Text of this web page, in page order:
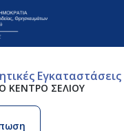
Εγκαταστάσεις
ΚΕΝΤΡΟ ΣΕΛΙΟΥ